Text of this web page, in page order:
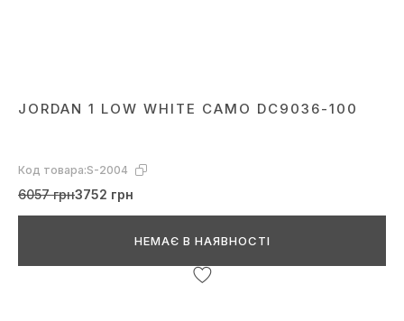
JORDAN 1 LOW WHITE CAMO DC9036-100
Код товара:S-2004
6057 грн3752 грн
НЕМАЄ В НАЯВНОСТІ